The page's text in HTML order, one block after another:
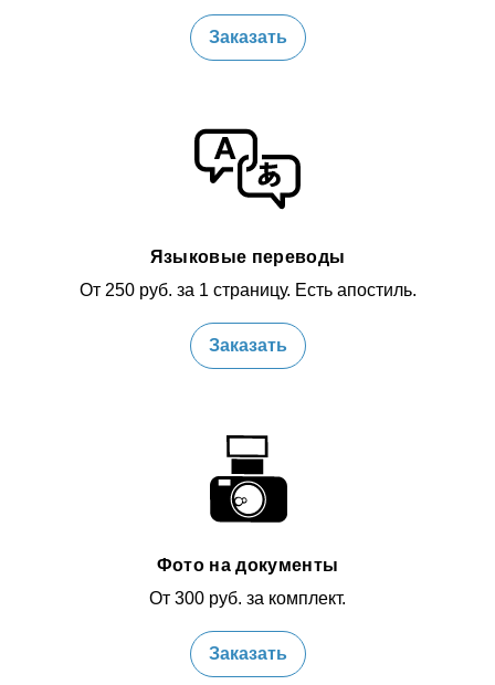
Заказать
Языковые переводы
От 250 руб. за 1 страницу. Есть апостиль.
Заказать
Фото на документы
От 300 руб. за комплект.
Заказать